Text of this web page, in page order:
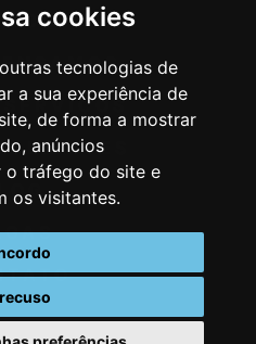
cookies
tecnologias de
a sua experiência de
de forma a mostrar
anúncios
o tráfego do site e
os visitantes.
SERVIÇOS